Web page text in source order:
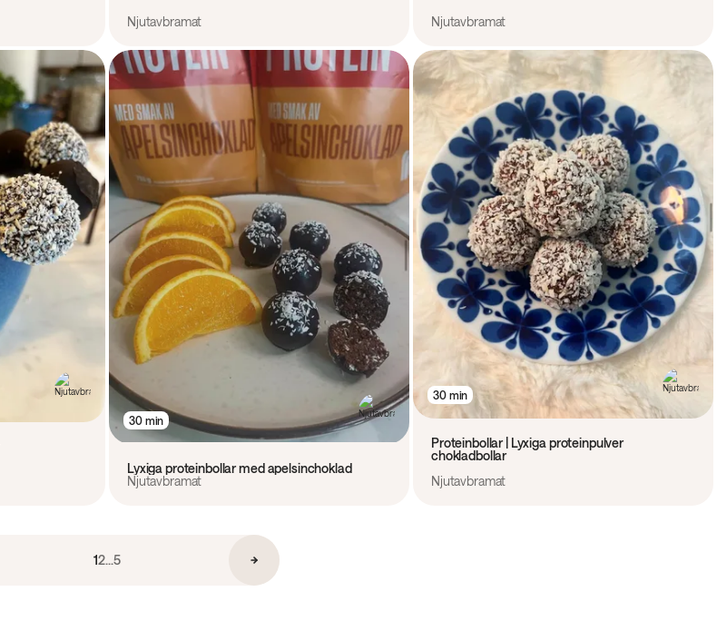
Njutavbramat Njutavbramat
30 min
Lyxiga proteinbollar med apelsinchoklad
Njutavbramat
30 min
Proteinbollar | Lyxiga proteinpulver
chokladbollar
Njutavbramat
12...5